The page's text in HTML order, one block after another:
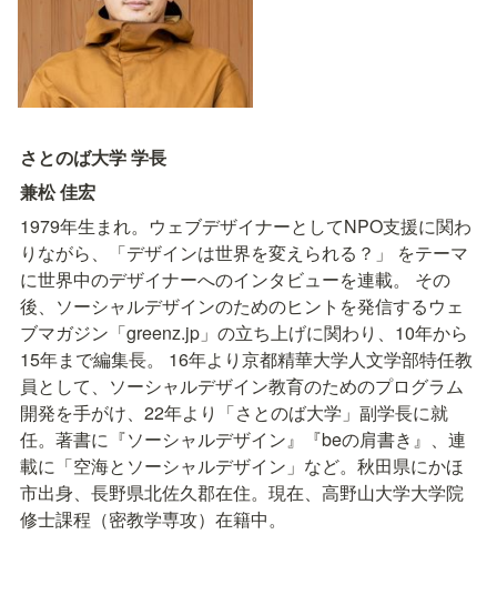
さとのば大学 学長
兼松 佳宏
1979年生まれ。ウェブデザイナーとしてNPO支援に関わ
りながら、「デザインは世界を変えられる？」 をテーマ
に世界中のデザイナーへのインタビューを連載。 その
後、ソーシャルデザインのためのヒントを発信するウェ
ブマガジン「greenz.jp」の立ち上げに関わり、10年から
15年まで編集長。 16年より京都精華大学人文学部特任教
員として、ソーシャルデザイン教育のためのプログラム
開発を手がけ、22年より「さとのば大学」副学長に就
任。著書に『ソーシャルデザイン』『beの肩書き』、連
載に「空海とソーシャルデザイン」など。秋田県にかほ
市出身、長野県北佐久郡在住。現在、高野山大学大学院
修士課程（密教学専攻）在籍中。